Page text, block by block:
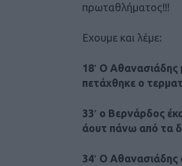
πρωταθλήματος!!!
Εχουμε και λέμε:
18′ Ο Αθανασιάδης
πετάχθηκε ο
33′ ο Βερνάρδος
άουτ πάνω από τα
34′ Ο Αθανασιάδης